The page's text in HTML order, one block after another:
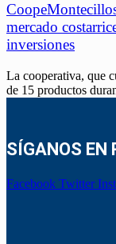
mercado
inversiones
La cooperativa, que
de 15 productos
SÍGANOS EN
Facebook Twitter